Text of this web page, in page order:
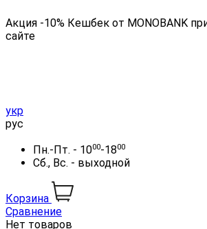
Акция -10% Кешбек от MONOBANK
сайте
укр
рус
Пн.-Пт. - 1000-1800
Сб., Вс. - выходной
Корзина
Сравнение
Нет товаров